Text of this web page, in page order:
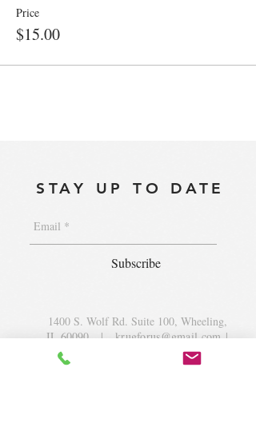
Price
$15.00
STAY UP TO DATE
Subscribe
1400 S. Wolf Rd. Suite 100, Wheeling,
IL 60090|krugforus@gmail.com|
224- 423-5784